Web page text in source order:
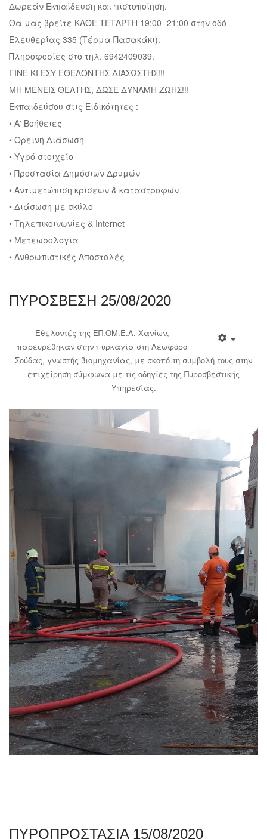
Θα μας βρείτε ΚΑΘΕ ΤΕΤΑΡΤΗ 19:00- 21:00 στην οδό
Ελευθερίας 335 (Τέρμα Πασακάκι).
Πληροφορίες στο τηλ. 6942409039.
ΓΙΝΕ ΚΙ ΕΣΥ ΕΘΕΛΟΝΤΗΣ ΔΙΑΣΩΣΤΗΣ!!!
ΜΗ ΜΕΝΕΙΣ ΘΕΑΤΗΣ, ΔΩΣΕ ΔΥΝΑΜΗ ΖΩΗΣ!!!
Εκπαιδεύσου στις Ειδικότητες :
• Α' Βοήθειες
• Ορεινή Διάσωση
• Υγρό στοιχείο
• Προστασία Δημόσιων Δρυμών
• Αντιμετώπιση κρίσεων & καταστροφών
• Διάσωση με σκύλο
• Τηλεπικοινωνίες & Internet
• Μετεωρολογία
• Ανθρωπιστικές Αποστολές
παρευρέθηκαν στην πυρκαγία στη Λεωφόρο
Σούδας, γνωστής βιομηχανίας, με σκοπό τη συμβολή τους στην
επιχείρηση σύμφωνα με τις οδηγίες της Πυροσβεστικής
Υπηρεσίας.